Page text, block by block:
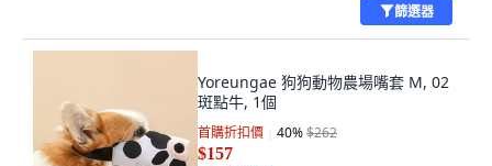
篩選器
Yoreungae 狗狗動物農場嘴套 M, 02
斑點牛, 1個
首購折扣價 40%$262
$157